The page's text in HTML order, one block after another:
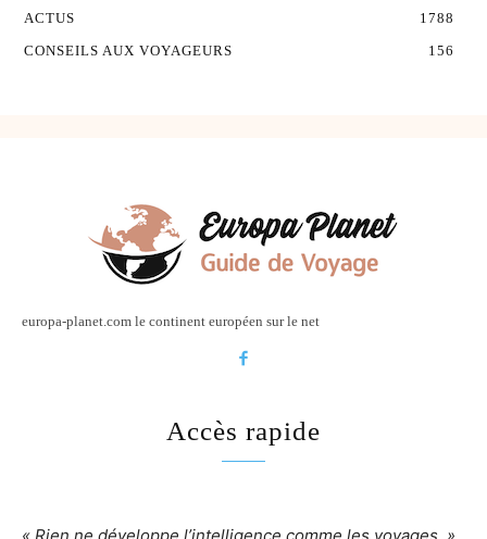
ACTUS
1788
CONSEILS AUX VOYAGEURS
156
europa-planet.com le continent européen sur le net
Accès rapide